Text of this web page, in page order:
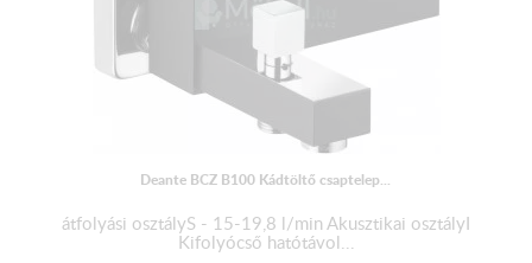
Deante BCZ B100 Kádtöltő csaptelep...
átfolyási osztályS - 15-19,8 l/min Akusztikai osztályI
Kifolyócső hatótávol...